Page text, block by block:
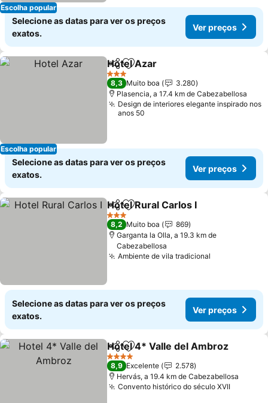
Escolha popular
Selecione as datas para ver os preços
exatos.
Ver preços
Escolha popular
PartilharAdicionar aos favoritos
Hotel Azar
3 Estrelas
8,3 Muito boa
3.280
Plasencia, a 17.4 km de Cabezabellosa
Design de interiores elegante inspirado nos
anos 50
Selecione as datas para ver os preços
exatos.
Ver preços
PartilharAdicionar aos favoritos
Hotel Rural Carlos I
3 Estrelas
8,2 Muito boa
869
Garganta la Olla, a 19.3 km de
Cabezabellosa
Ambiente de vila tradicional
Selecione as datas para ver os preços
exatos.
Ver preços
PartilharAdicionar aos favoritos
Hotel 4* Valle del Ambroz
4 Estrelas
8,9 Excelente
2.578
Hervás, a 19.4 km de Cabezabellosa
Convento histórico do século XVII